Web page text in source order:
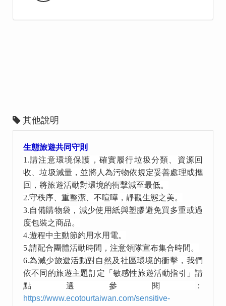
其他說明
生態旅遊共同守則
1.請注意環境保護，確實履行垃圾分類、資源回
收、垃圾減量，並將人為污物依規定妥善處理或攜
回，將旅遊活動對環境的衝擊減至最低。
2.守秩序、重整潔、不喧嘩，靜觀生態之美。
3.自備購物袋，減少使用紙與塑膠避免買多重或過
度包裝之商品。
4.遊程中主動節約用水用電。
5.請配合團體活動時間，注意領隊宣布集合時間。
6.為減少旅遊活動對自然及社區環境的衝擊，我們
依不同的旅遊主題訂定「敏感性旅遊活動指引」請
點選參閱
：
https://www.ecotourtaiwan.com/sensitive-